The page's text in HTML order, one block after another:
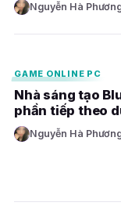
N Nguyễn Hà
GAME ONLINE PC
Nhà sáng tạo
phần tiếp theo
N Nguyễn Hà